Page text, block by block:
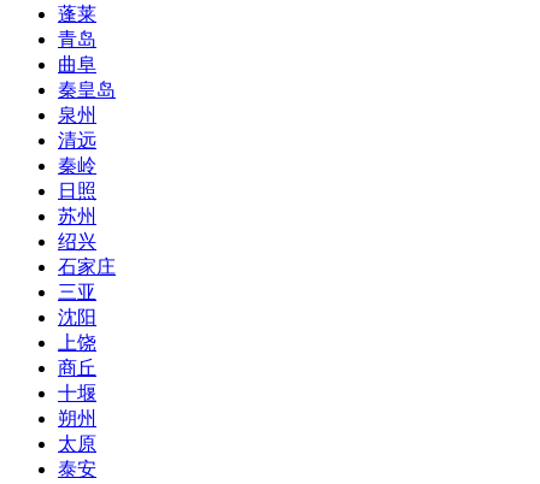
蓬莱
青岛
曲阜
秦皇岛
泉州
清远
秦岭
日照
苏州
绍兴
石家庄
三亚
沈阳
上饶
商丘
十堰
朔州
太原
泰安